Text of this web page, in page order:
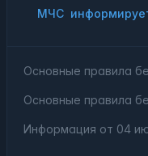
МЧС
Основные правила
Основные правила
Информация от 04